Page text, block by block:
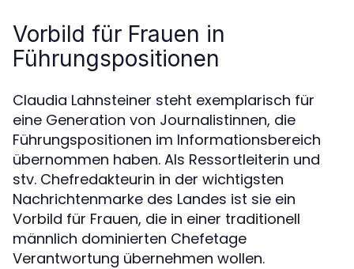
Vorbild für Frauen in
Führungspositionen
Claudia Lahnsteiner steht exemplarisch für
eine Generation von Journalistinnen, die
Führungspositionen im Informationsbereich
übernommen haben. Als Ressortleiterin und
stv. Chefredakteurin in der wichtigsten
Nachrichtenmarke des Landes ist sie ein
Vorbild für Frauen, die in einer traditionell
männlich dominierten Chefetage
Verantwortung übernehmen wollen.